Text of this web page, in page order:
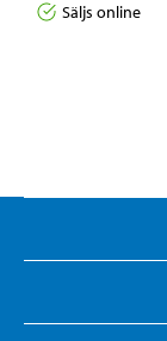
Säljs online